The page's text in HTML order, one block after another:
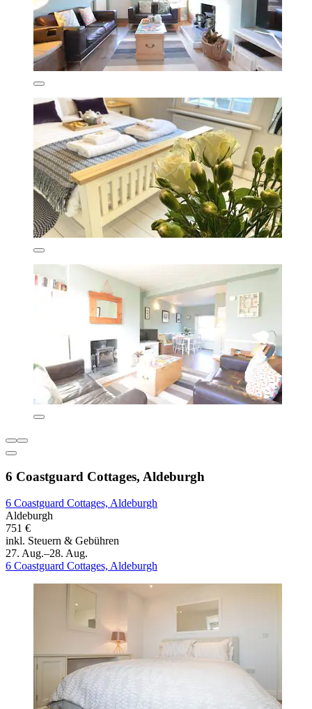
6 Coastguard Cottages, Aldeburgh
6 Coastguard Cottages, Aldeburgh
Aldeburgh
751 €
inkl. Steuern & Gebühren
27. Aug.–28. Aug.
6 Coastguard Cottages, Aldeburgh